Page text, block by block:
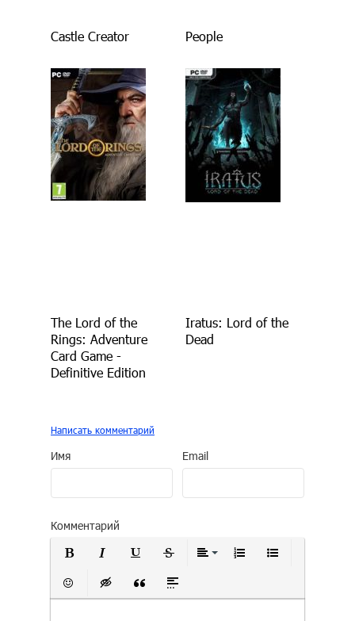
Castle Creator People
The Lord of the
Rings: Adventure
Card Game -
Definitive Edition
Iratus: Lord of the
Dead
Написать комментарий
Имя Email
Комментарий
Полужирный
Вставить смайлик
Вставка скрытого текста
Вставка цитаты
Вставка спойлера